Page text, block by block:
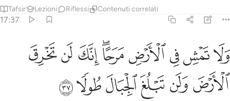
Tafsir Lezioni Riflessi Contenuti correlati
17:37
ولا تمش في الارض مرحا انك لن تخرق الارض ولن تبلغ الجبال طولا ٣٧
وَلَا تَمْشِ فِى ٱلْأَرْضِ مَرَحًا ۖ إِنَّكَ لَن تَخْرِقَ ٱلْأَرْضَ وَلَن تَبْلُغَ ٱلْجِبَالَ
ﳐﳑﳒﳓﳔﳕﳖﳗﳘ
ﳙﳚﳛﳜﳝﳞ